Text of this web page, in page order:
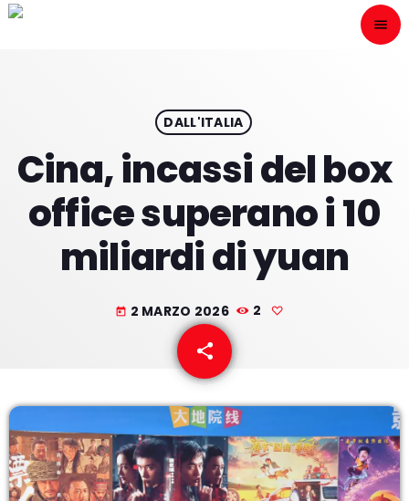
menu
play_arrow ONAIR
NUESTRAS FRECUENCIAS
NOTICIAS
DALL'ITALIA
Cina, incassi del box
office superano i 10
miliardi di yuan
today 2 MARZO 2026 2
share
email